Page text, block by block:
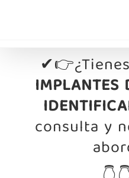
IMPLANTES
consulta y